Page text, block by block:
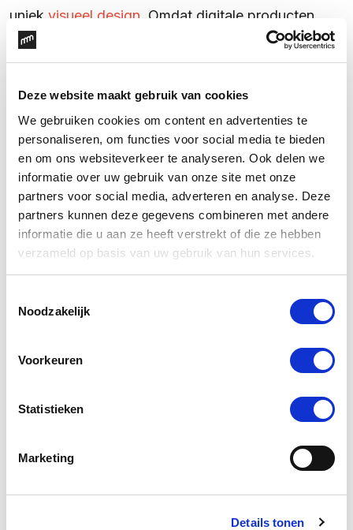
Deze website maakt gebruik van cookies
We gebruiken cookies om content en advertenties te
personaliseren, om functies voor social media te bieden
en om ons websiteverkeer te analyseren. Ook delen we
informatie over uw gebruik van onze site met onze
partners voor social media, adverteren en analyse. Deze
partners kunnen deze gegevens combineren met andere
informatie die u aan ze heeft verstrekt of die ze hebben
verzameld op basis van uw gebruik van hun services.
Noodzakelijk
Voorkeuren
Statistieken
Marketing
Details tonen
uniek visueel design . Omdat digitale producten
echt worden gebruikt is het belangrijk dat de
eindgebruiker centraal staat in de vormgeving van
hierbij key. Daarnaast is een digital design nooit
helemaal af, maar altijd in beweging. Het is een
interactief en responsief proces waar je continu
aan werkt en bijschaaft. Om zo een consequente
en naadloos op elkaar afgestemde offline en online
ervaring te kunnen bieden in een veranderende
digitale wereld.
in onze aanpak: de